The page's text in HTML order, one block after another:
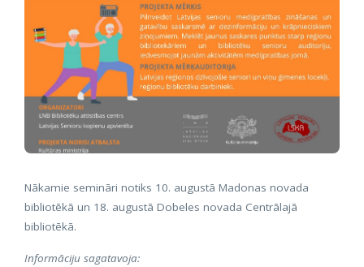
Nākamie semināri notiks 10. augustā Madonas novada
bibliotēkā un 18. augustā Dobeles novada Centrālajā
bibliotēkā.
Informāciju sagatavoja: